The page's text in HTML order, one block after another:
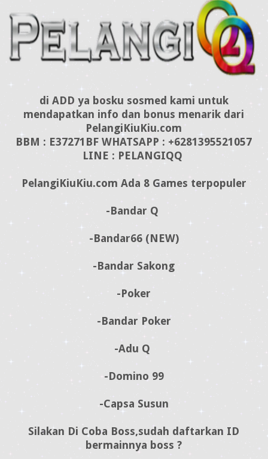
di ADD ya bosku sosmed kami untuk
mendapatkan info dan bonus menarik dari
PelangiKiuKiu.com
BBM : E37271BF WHATSAPP : +6281395521057
LINE : PELANGIQQ
PelangiKiuKiu.com Ada 8 Games terpopuler
-Bandar Q
-Bandar66 (NEW)
-Bandar Sakong
-Poker
-Bandar Poker
-Adu Q
-Domino 99
-Capsa Susun
Silakan Di Coba Boss,sudah daftarkan ID
bermainnya boss ?